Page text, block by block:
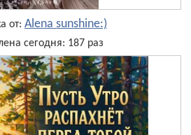
от: Alena sunshine:)
сегодня: 187 раз